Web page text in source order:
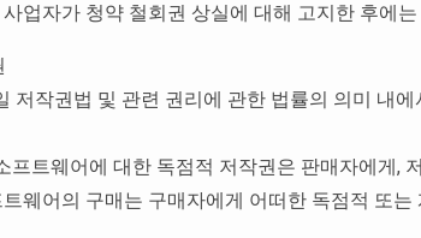
업자가 청약 철회권 상실에 대해 고지한 후에
저작권법 및 관련 권리에 관한 법률의 의미 내
프트웨어에 대한 독점적 저작권은 판매자에게,
웨어의 구매는 구매자에게 어떠한 독점적 또